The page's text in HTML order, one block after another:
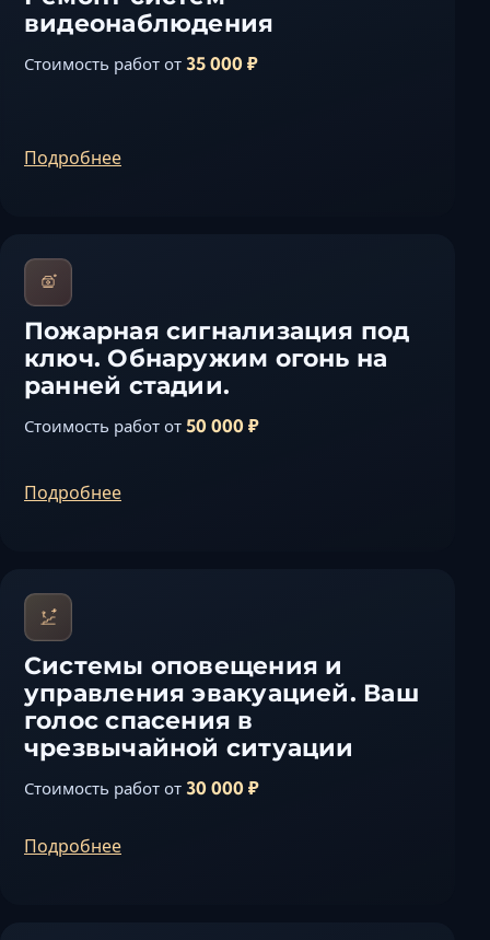
видеонаблюдения
Стоимость работ от 35 000 ₽
Подробнее
Пожарная сигнализация под
ключ. Обнаружим огонь на
ранней стадии.
Стоимость работ от 50 000 ₽
Подробнее
Системы оповещения и
управления эвакуацией. Ваш
голос спасения в
чрезвычайной ситуации
Стоимость работ от 30 000 ₽
Подробнее